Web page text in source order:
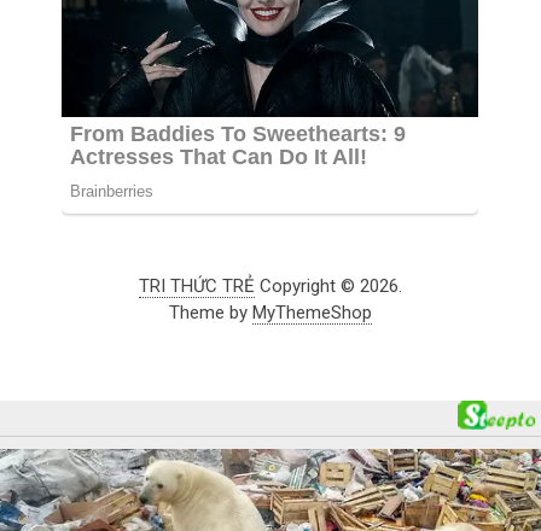
TRI THỨC TRẺ Copyright © 2026.
Theme by MyThemeShop